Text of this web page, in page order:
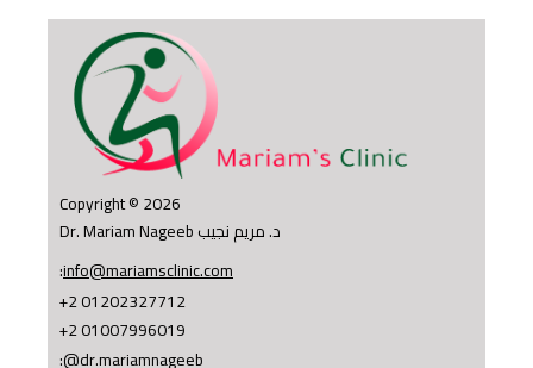
Copyright © 2026
Dr. Mariam Nageeb د. مريم نجيب
:info@mariamsclinic.com
+2 01202327712
+2 01007996019
:@dr.mariamnageeb